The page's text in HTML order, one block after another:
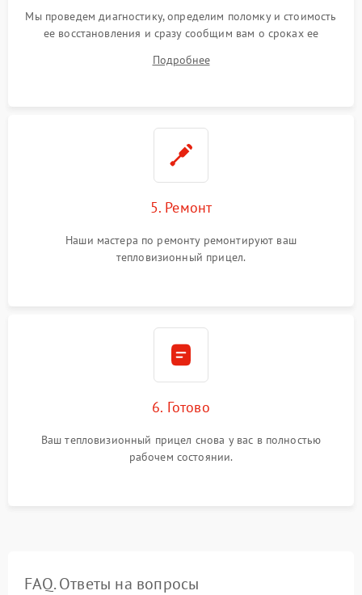
Мы проведем диагностику, определим поломку и стоимость
ее восстановления и сразу сообщим вам о сроках ее
Подробнее
5. Ремонт
Наши мастера по ремонту ремонтируют ваш
тепловизионный прицел.
6. Готово
Ваш тепловизионный прицел снова у вас в полностью
рабочем состоянии.
FAQ. Ответы на вопросы